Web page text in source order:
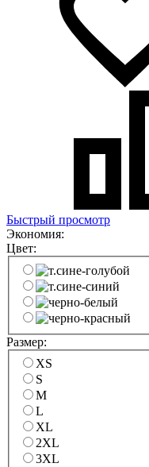
Быстрый просмотр
Экономия:
Цвет:
Размер:
XS
S
M
L
XL
2XL
3XL